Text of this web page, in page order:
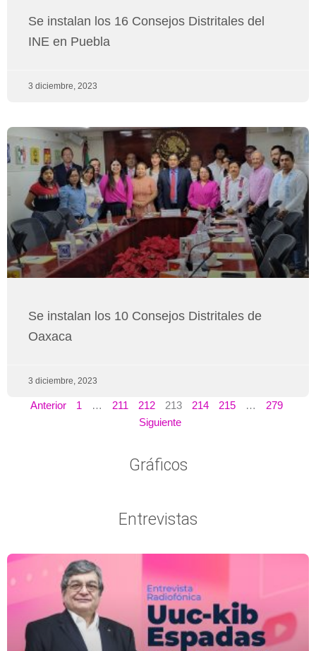
Se instalan los 16 Consejos Distritales del
INE en Puebla
3 diciembre, 2023
Se instalan los 10 Consejos Distritales de
Oaxaca
3 diciembre, 2023
Anterior 1 … 211 212 213 214 215 …
279
Siguiente
Gráficos
Entrevistas